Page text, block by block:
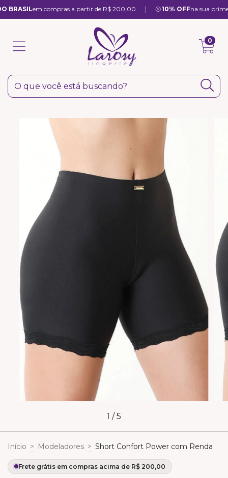
em compras a partir de R$ 200,00 | 10% OFF na sua primeira
0
1 /5
Início > Modeladores > Short Confort Power com Renda